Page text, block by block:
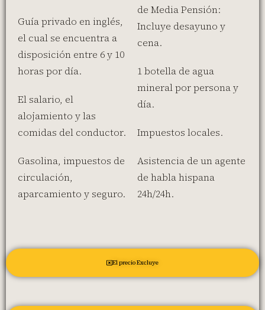
El precio Excluye
Guía privado en inglés,
el cual se encuentra a
disposición entre 6 y 10
horas por día.
El salario, el
alojamiento y las
comidas del conductor.
Gasolina, impuestos de
circulación,
aparcamiento y seguro.
de Media Pensión:
Incluye desayuno y
cena.
1 botella de agua
mineral por persona y
día.
Impuestos locales.
Asistencia de un agente
de habla hispana
24h/24h.